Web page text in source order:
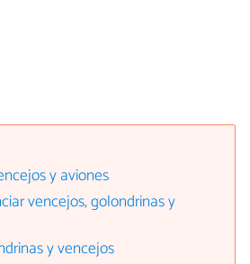
y aviones
vencejos, golondrinas y
y vencejos